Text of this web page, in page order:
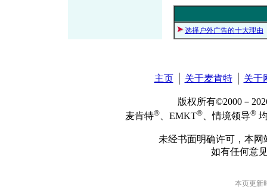
选择户外广告的十大理由
主页│ 关于麦肯特│ 关于
版权所有©2000－
麦肯特® 、EMKT® 、情境领导®
未经书面明确许可，本
如有任何意
本页更新